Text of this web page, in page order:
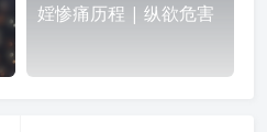
婬惨痛历程 | 纵欲危害